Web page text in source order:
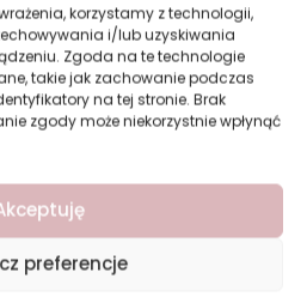
korzystamy z technologii,
i/lub uzyskiwania
Zgoda na te technologie
takie jak zachowanie podczas
na tej stronie. Brak
zgody może niekorzystnie wpłynąć
preferencje
zapewnia:
przed potem
zapachu
świeżości
skórę pod pachami